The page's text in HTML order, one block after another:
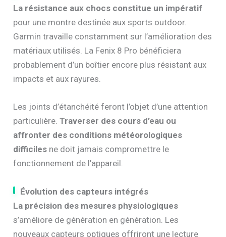
La résistance aux chocs constitue un impératif
pour une montre destinée aux sports outdoor.
Garmin travaille constamment sur l’amélioration des
matériaux utilisés. La Fenix 8 Pro bénéficiera
probablement d’un boîtier encore plus résistant aux
impacts et aux rayures.
Les joints d’étanchéité feront l’objet d’une attention
particulière.Traverser des cours d’eau ou
affronter des conditions météorologiques
difficiles ne doit jamais compromettre le
fonctionnement de l’appareil.
Évolution des capteurs intégrés
La précision des mesures physiologiques
s’améliore de génération en génération. Les
nouveaux capteurs optiques offriront une lecture